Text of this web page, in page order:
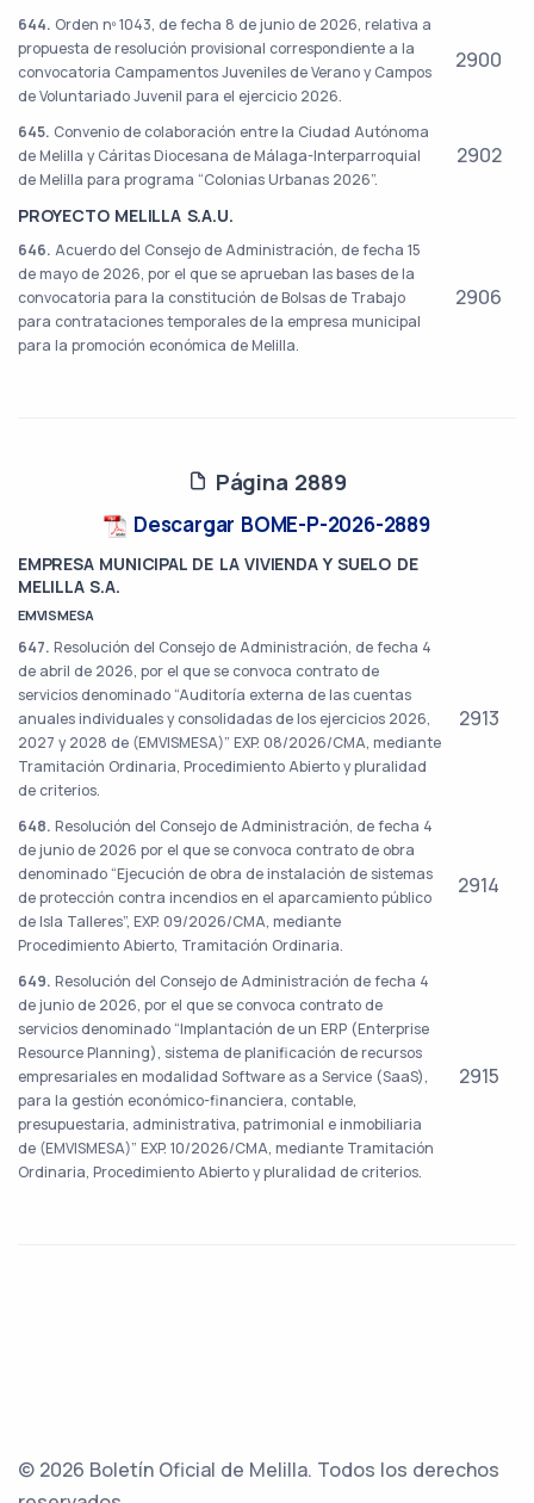
644. Orden nº 1043, de fecha 8 de junio de 2026, relativa a
propuesta de resolución provisional correspondiente a la
convocatoria Campamentos Juveniles de Verano y Campos
de Voluntariado Juvenil para el ejercicio 2026.
2900
645. Convenio de colaboración entre la Ciudad Autónoma
de Melilla y Cáritas Diocesana de Málaga-Interparroquial
de Melilla para programa “Colonias Urbanas 2026”.
2902
PROYECTO MELILLA S.A.U.
646. Acuerdo del Consejo de Administración, de fecha 15
de mayo de 2026, por el que se aprueban las bases de la
convocatoria para la constitución de Bolsas de Trabajo
para contrataciones temporales de la empresa municipal
para la promoción económica de Melilla.
2906
Página 2889
Descargar BOME-P-2026-2889
EMPRESA MUNICIPAL DE LA VIVIENDA Y SUELO DE
MELILLA S.A.
EMVISMESA
647. Resolución del Consejo de Administración, de fecha 4
de abril de 2026, por el que se convoca contrato de
servicios denominado “Auditoría externa de las cuentas
anuales individuales y consolidadas de los ejercicios 2026,
2027 y 2028 de (EMVISMESA)” EXP. 08/2026/CMA, mediante
Tramitación Ordinaria, Procedimiento Abierto y pluralidad
de criterios.
2913
648. Resolución del Consejo de Administración, de fecha 4
de junio de 2026 por el que se convoca contrato de obra
denominado “Ejecución de obra de instalación de sistemas
de protección contra incendios en el aparcamiento público
de Isla Talleres”, EXP. 09/2026/CMA, mediante
Procedimiento Abierto, Tramitación Ordinaria.
2914
649. Resolución del Consejo de Administración de fecha 4
de junio de 2026, por el que se convoca contrato de
servicios denominado “Implantación de un ERP (Enterprise
Resource Planning), sistema de planificación de recursos
empresariales en modalidad Software as a Service (SaaS),
para la gestión económico-financiera, contable,
presupuestaria, administrativa, patrimonial e inmobiliaria
de (EMVISMESA)” EXP. 10/2026/CMA, mediante Tramitación
Ordinaria, Procedimiento Abierto y pluralidad de criterios.
2915
© 2026 Boletín Oficial de Melilla. Todos los derechos